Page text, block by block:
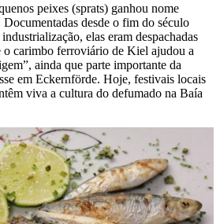
peixes (sprats) ganhou nome
Documentadas desde o fim do século
elas eram despachadas
carimbo ferroviário de Kiel ajudou a
ainda que parte importante da
em Eckernförde. Hoje, festivais locais
viva a cultura do defumado na Baía